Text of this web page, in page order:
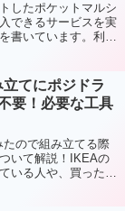
したポケットマルシ
できるサービスを実
書いています。利用
てにポジドラ
要！必要な工具
ので組み立てる際
いて解説！IKEAの
いる人や、買った際